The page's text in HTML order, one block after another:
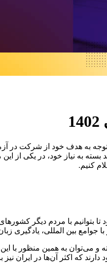
با توجه به هدف خود از
با مردم دیگر
جوامع بین المللی، یادگیری
به همین منظور با
که اکثر آن‌ها در ایران